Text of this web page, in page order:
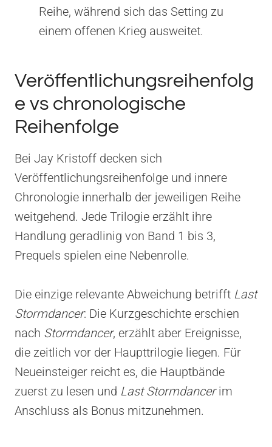
Reihe, während sich das Setting zu
einem offenen Krieg ausweitet.
Veröffentlichungsreihenfolg
e vs chronologische
Reihenfolge
Bei Jay Kristoff decken sich
Veröffentlichungsreihenfolge und innere
Chronologie innerhalb der jeweiligen Reihe
weitgehend. Jede Trilogie erzählt ihre
Handlung geradlinig von Band 1 bis 3,
Prequels spielen eine Nebenrolle.
Die einzige relevante Abweichung betrifft Last
Stormdancer: Die Kurzgeschichte erschien
nach Stormdancer, erzählt aber Ereignisse,
die zeitlich vor der Haupttrilogie liegen. Für
Neueinsteiger reicht es, die Hauptbände
zuerst zu lesen und Last Stormdancerim
Anschluss als Bonus mitzunehmen.